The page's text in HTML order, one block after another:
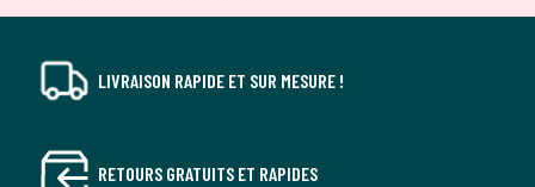
LIVRAISON RAPIDE ET SUR MESURE !
RETOURS GRATUITS ET RAPIDES